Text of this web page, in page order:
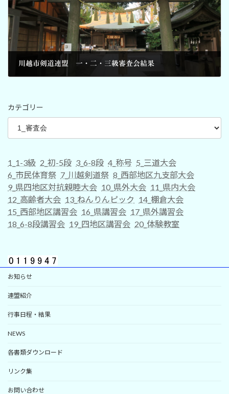
川越市剣道連盟 一・二・三級審査会結果
カテゴリー
1_1-3級 2_初-5段 3_6-8段 4_称号 5_三道大会
6_市民体育祭 7_川越剣道祭 8_西部地区九支部大会
9_県四地区対抗親睦大会 10_県外大会 11_県内大会
12_高齢者大会 13_ねんりんピック 14_棚倉大会
15_西部地区講習会 16_県講習会 17_県外講習会
18_6-8段講習会 19_四地区講習会 20_体験教室
お知らせ
連盟紹介
行事日程・結果
NEWS
各書類ダウンロード
リンク集
お問い合わせ